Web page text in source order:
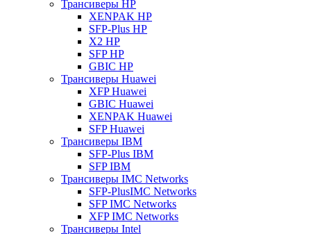
Трансиверы HP
XENPAK HP
SFP-Plus HP
X2 HP
SFP HP
GBIC HP
Трансиверы Huawei
XFP Huawei
GBIC Huawei
XENPAK Huawei
SFP Huawei
Трансиверы IBM
SFP-Plus IBM
SFP IBM
Трансиверы IMC Networks
SFP-PlusIMC Networks
SFP IMC Networks
XFP IMC Networks
Трансиверы Intel